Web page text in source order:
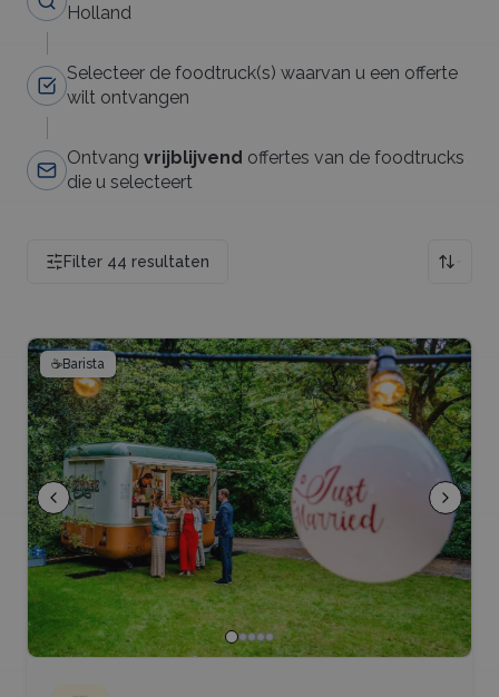
Holland
Selecteer de foodtruck(s) waarvan u een offerte
wilt ontvangen
Ontvang vrijblijvend offertes van de foodtrucks
die u selecteert
Filter 44 resultaten
☕Barista